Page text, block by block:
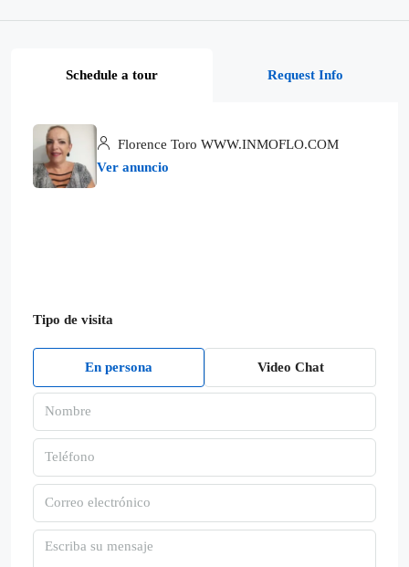
Schedule a tour Request Info
Florence Toro WWW.INMOFLO.COM
Ver anuncio
Tipo de visita
En persona Video Chat